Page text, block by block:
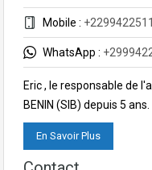
Mobile :
WhatsApp :
Eric , le responsable de
BENIN (SIB) depuis 5 ans.
En Savoir Plus